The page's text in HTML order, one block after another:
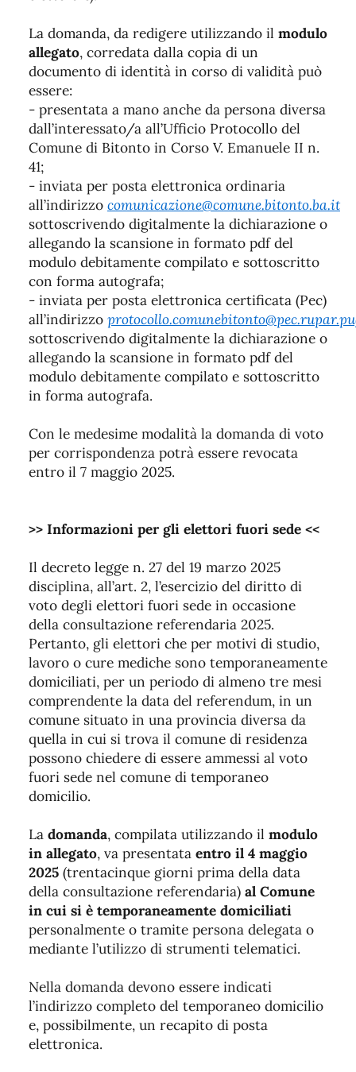
La domanda, da redigere utilizzando il modulo
allegato, corredata dalla copia di un
documento di identità in corso di validità può
essere:
- presentata a mano anche da persona diversa
dall’interessato/a all’Ufficio Protocollo del
Comune di Bitonto in Corso V. Emanuele II n.
41;
- inviata per posta elettronica ordinaria
all’indirizzo comunicazione@comune.bitonto.ba.it
sottoscrivendo digitalmente la dichiarazione o
allegando la scansione in formato pdf del
modulo debitamente compilato e sottoscritto
con forma autografa;
- inviata per posta elettronica certificata (Pec)
all’indirizzo
sottoscrivendo digitalmente la dichiarazione o
allegando la scansione in formato pdf del
modulo debitamente compilato e sottoscritto
in forma autografa.
Con le medesime modalità la domanda di voto
per corrispondenza potrà essere revocata
entro il 7 maggio 2025.
>> Informazioni per gli elettori fuori sede <<
Il decreto legge n. 27 del 19 marzo 2025
disciplina, all’art. 2, l’esercizio del diritto di
voto degli elettori fuori sede in occasione
della consultazione referendaria 2025.
Pertanto, gli elettori che per motivi di studio,
lavoro o cure mediche sono temporaneamente
domiciliati, per un periodo di almeno tre mesi
comprendente la data del referendum, in un
comune situato in una provincia diversa da
quella in cui si trova il comune di residenza
possono chiedere di essere ammessi al voto
fuori sede nel comune di temporaneo
domicilio.
La domanda, compilata utilizzando il modulo
in allegato, va presentata entro il 4 maggio
2025 (trentacinque giorni prima della data
della consultazione referendaria) al Comune
in cui si è temporaneamente domiciliati
personalmente o tramite persona delegata o
mediante l’utilizzo di strumenti telematici.
Nella domanda devono essere indicati
l’indirizzo completo del temporaneo domicilio
e, possibilmente, un recapito di posta
elettronica.